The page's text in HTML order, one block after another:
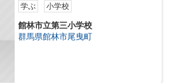
学ぶ 小学校
館林市立第三小学校
群馬県館林市尾曳町